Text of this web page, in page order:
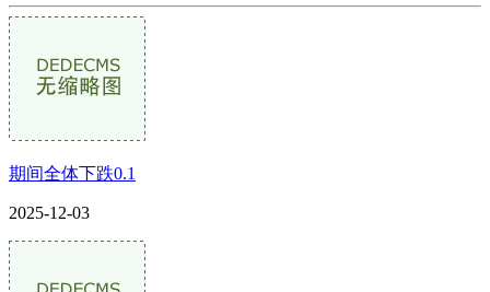
期间全体下跌0.1
2025-12-03